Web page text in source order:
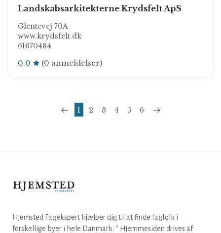
Landskabsarkitekterne Krydsfelt ApS
Glentevej 70A
www.krydsfelt.dk
61670484
0.0 (0 anmeldelser)
1 2 3 4 5 6
Hjemsted Fagekspert hjælper dig til at finde fagfolk i
forskellige byer i hele Danmark. * Hjemmesiden drives af